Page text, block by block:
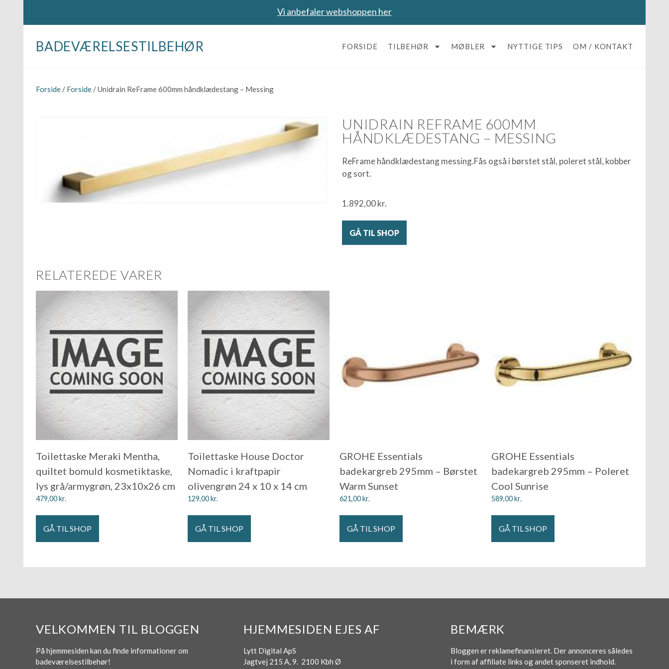
Vi anbefaler webshoppen her
BADEVÆRELSESTILBEHØR FORSIDE TILBEHØR MØBLER NYTTIGE TIPS OM / KONTAKT
Forside / Forside / Unidrain ReFrame 600mm håndklædestang – Messing
UNIDRAIN REFRAME 600MM
HÅNDKLÆDESTANG – MESSING
ReFrame håndklædestang messing.Fås også i børstet stål, poleret stål, kobber
og sort.
1.892,00kr.
GÅ TIL SHOP
RELATEREDE VARER
Toilettaske Meraki Mentha,
quiltet bomuld kosmetiktaske,
lys grå/armygrøn, 23x10x26 cm
479,00kr.
GÅ TIL SHOP
Toilettaske House Doctor
Nomadic i kraftpapir
olivengrøn 24 x 10 x 14 cm
129,00kr.
GÅ TIL SHOP
GROHE Essentials
badekargreb 295mm – Børstet
Warm Sunset
621,00kr.
GÅ TIL SHOP
GROHE Essentials
badekargreb 295mm – Poleret
Cool Sunrise
589,00kr.
GÅ TIL SHOP
VELKOMMEN TIL BLOGGEN
På hjemmesiden kan du finde informationer om
badeværelsestilbehør!
HJEMMESIDEN EJES AF
Lytt Digital ApS
Jagtvej 215 A, 9. 2100 Kbh Ø
BEMÆRK
Bloggen er reklamefinansieret. Der annonceres således
i form af affiliate links og andet sponseret indhold.